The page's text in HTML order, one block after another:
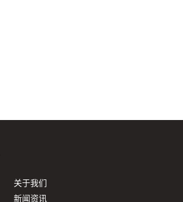
关于我们
新闻资讯